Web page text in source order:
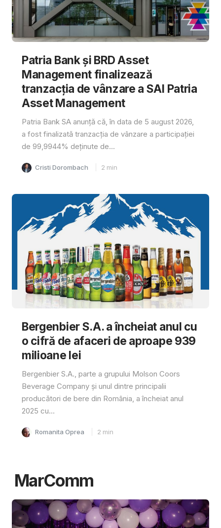
Patria Bank și BRD Asset
Management finalizează
tranzacția de vânzare a SAI Patria
Asset Management
Patria Bank SA anunță că, în data de 5 august 2026,
a fost finalizată tranzacția de vânzare a participației
de 99,9944% deținute de...
Cristi Dorombach 2 min
Bergenbier S.A. a încheiat anul cu
o cifră de afaceri de aproape 939
milioane lei
Bergenbier S.A., parte a grupului Molson Coors
Beverage Company și unul dintre principalii
producători de bere din România, a încheiat anul
2025 cu...
Romanita Oprea 2 min
MarComm